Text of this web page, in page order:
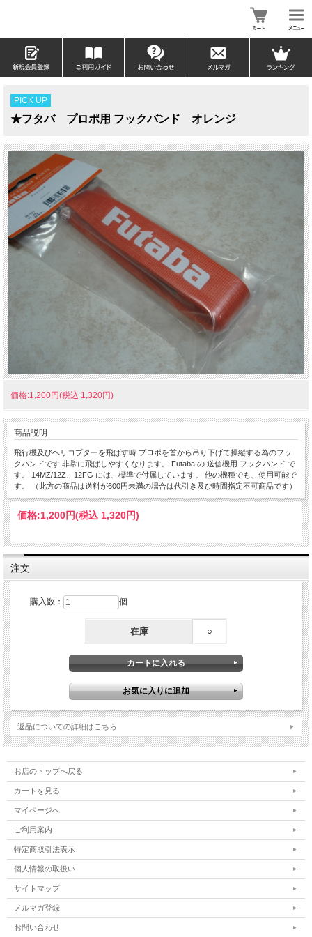
PICK UP
★フタバ プロポ用 フックバンド オレンジ
価格:1,200円(税込 1,320円)
商品説明
飛行機及びヘリコプターを飛ばす時 プロポを首から吊り下げて操縦する為のフッ
クバンドです 非常に飛ばしやすくなります。 Futaba の 送信機用 フックバンド で
す。 14MZ/12Z、12FG には、標準で付属しています。 他の機種でも、使用可能で
す。 （此方の商品は送料が600円未満の場合は代引き及び時間指定不可商品です）
価格:1,200円(税込 1,320円)
注文
購入数： 個
在庫 ○
返品についての詳細はこちら
お店のトップへ戻る
カートを見る
マイページへ
ご利用案内
特定商取引法表示
個人情報の取扱い
サイトマップ
メルマガ登録
お問い合わせ